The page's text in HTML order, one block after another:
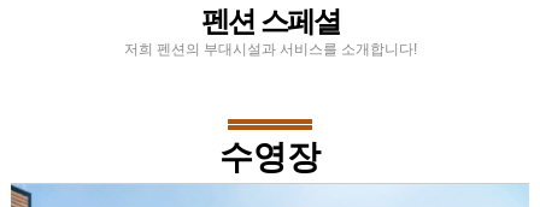
펜션 스페셜
저희 펜션의 부대시설과 서비스를 소개합니다!
수영장